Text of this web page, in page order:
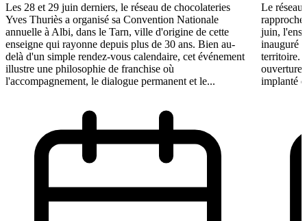
Les 28 et 29 juin derniers, le réseau de chocolateries
Yves Thuriès a organisé sa Convention Nationale
annuelle à Albi, dans le Tarn, ville d'origine de cette
enseigne qui rayonne depuis plus de 30 ans. Bien au-
delà d'un simple rendez-vous calendaire, cet événement
illustre une philosophie de franchise où
l'accompagnement, le dialogue permanent et le...
Le réseau
rapproche
juin,
inauguré
territoire.
implanté